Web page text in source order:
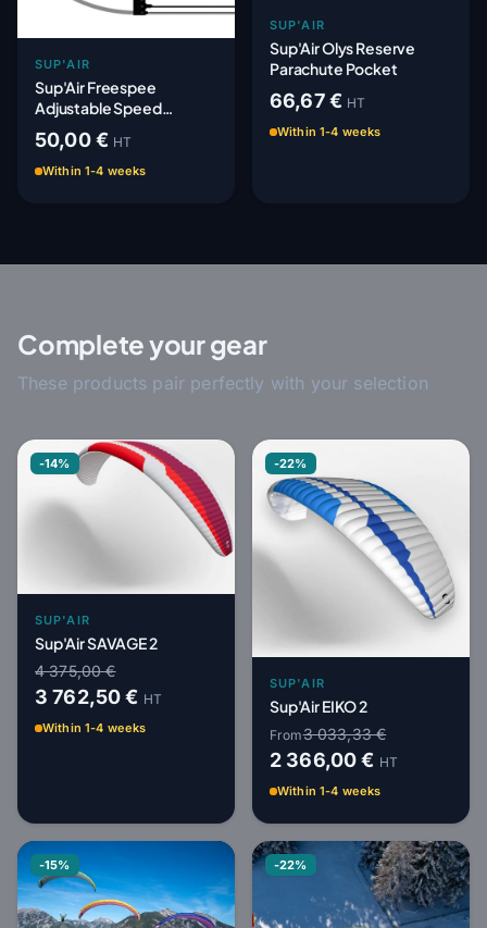
SUP'AIR
Sup'Air Freespee
Adjustable Speed
System - Adaptable
50,00 € HT
Within 1-4 weeks
SUP'AIR
Sup'Air Olys Reserve
Parachute Pocket
66,67 € HT
Within 1-4 weeks
Complete your gear
These products pair perfectly with your selection
-14%
SUP'AIR
Sup'Air SAVAGE 2
4 375,00 €
3 762,50 € HT
Within 1-4 weeks
-22%
SUP'AIR
Sup'Air EIKO 2
From3 033,33 €
2 366,00 € HT
Within 1-4 weeks
-15% -22%